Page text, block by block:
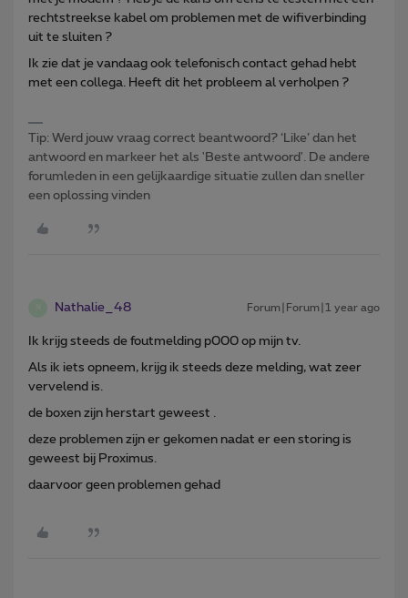
rechtstreekse kabel om problemen met de wifiverbinding
uit te sluiten ?
Ik zie dat je vandaag ook telefonisch contact gehad hebt
met een collega. Heeft dit het probleem al verholpen ?
Tip: Werd jouw vraag correct beantwoord? ‘Like’ dan het
antwoord en markeer het als 'Beste antwoord'. De andere
forumleden in een gelijkaardige situatie zullen dan sneller
een oplossing vinden
Nathalie_48 Forum|Forum|1 year ago
Ik krijg steeds de foutmelding p000 op mijn tv.
Als ik iets opneem, krijg ik steeds deze melding, wat zeer
vervelend is.
de boxen zijn herstart geweest .
deze problemen zijn er gekomen nadat er een storing is
geweest bij Proximus.
daarvoor geen problemen gehad